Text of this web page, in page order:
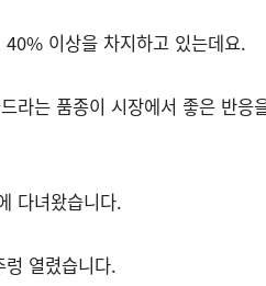
이상을 차지하고 있는데요.
라는 품종이 시장에서 좋은 반응
다녀왔습니다.
열렸습니다.